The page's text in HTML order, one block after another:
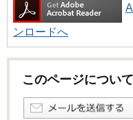
ンロードへ
このページについ